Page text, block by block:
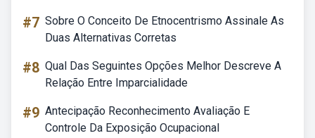
#7 Sobre O Conceito De Etnocentrismo Assinale As
Duas Alternativas Corretas
#8 Qual Das Seguintes Opções Melhor Descreve A
Relação Entre Imparcialidade
#9 Antecipação Reconhecimento Avaliação E
Controle Da Exposição Ocupacional